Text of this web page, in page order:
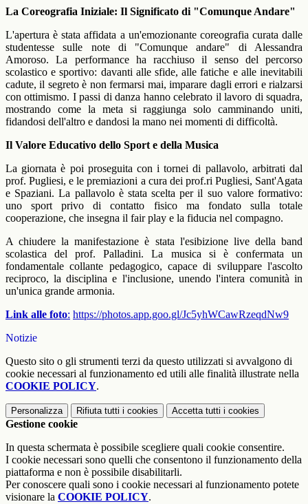
La Coreografia Iniziale: Il Significato di "Comunque Andare"
L'apertura è stata affidata a un'emozionante coreografia curata dalle
studentesse sulle note di "Comunque andare" di Alessandra
Amoroso. La performance ha racchiuso il senso del percorso
scolastico e sportivo: davanti alle sfide, alle fatiche e alle inevitabili
cadute, il segreto è non fermarsi mai, imparare dagli errori e rialzarsi
con ottimismo. I passi di danza hanno celebrato il lavoro di squadra,
mostrando come la meta si raggiunga solo camminando uniti,
fidandosi dell'altro e dandosi la mano nei momenti di difficoltà.
Il Valore Educativo dello Sport e della Musica
La giornata è poi proseguita con i tornei di pallavolo, arbitrati dal
prof. Pugliesi, e le premiazioni a cura dei prof.ri Pugliesi, Sant'Agata
e Spaziani. La pallavolo è stata scelta per il suo valore formativo:
uno sport privo di contatto fisico ma fondato sulla totale
cooperazione, che insegna il fair play e la fiducia nel compagno.
A chiudere la manifestazione è stata l'esibizione live della band
scolastica del prof. Palladini. La musica si è confermata un
fondamentale collante pedagogico, capace di sviluppare l'ascolto
reciproco, la disciplina e l'inclusione, unendo l'intera comunità in
un'unica grande armonia.
Link alle foto: https://photos.app.goo.gl/Jc5yhWCawRzeqdNw9
Notizie
Questo sito o gli strumenti terzi da questo utilizzati si avvalgono di
cookie necessari al funzionamento ed utili alle finalità illustrate nella
COOKIE POLICY.
Personalizza Rifiuta tutti i cookies Accetta tutti i cookies
Gestione cookie
In questa schermata è possibile scegliere quali cookie consentire.
I cookie necessari sono quelli che consentono il funzionamento della
piattaforma e non è possibile disabilitarli.
Per conoscere quali sono i cookie necessari al funzionamento potete
visionare la COOKIE POLICY.